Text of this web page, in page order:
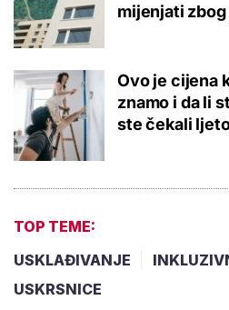
mijenjati
Ovo je cijena
znamo i da li
ste čekali
TOP TEME:
USKLAĐIVANJE
USKRSNICE